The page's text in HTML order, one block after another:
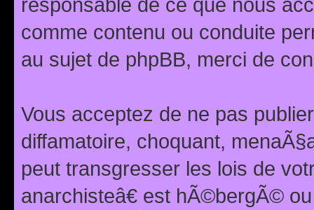
comme contenu ou conduite
au sujet de phpBB, merci de
Vous acceptez de ne pas
diffamatoire, choquant,
peut transgresser les lois de
anarchisteâ€ est hÃ©bergÃ©